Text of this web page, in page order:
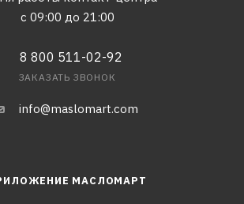
с 09:00 до 21:00
8 800 511-02-92
ЗАКАЗАТЬ ЗВОНОК
info@maslomart.com
МАСЛОМАРТ